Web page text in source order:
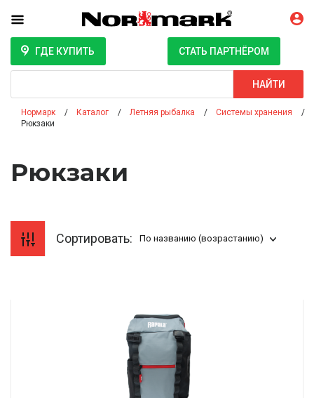
ГДЕ КУПИТЬ СТАТЬ ПАРТНЁРОМ
НАЙТИ
Нормарк Каталог Летняя рыбалка
Системы хранения
Рюкзаки
Рюкзаки
Сортировать: По названию (возрастанию)